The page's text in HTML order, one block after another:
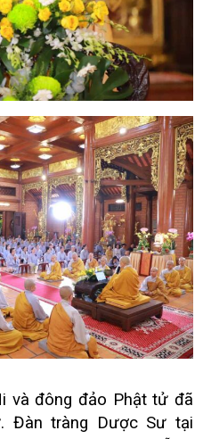
và đông đảo Phật tử đã
Đàn tràng Dược Sư tại